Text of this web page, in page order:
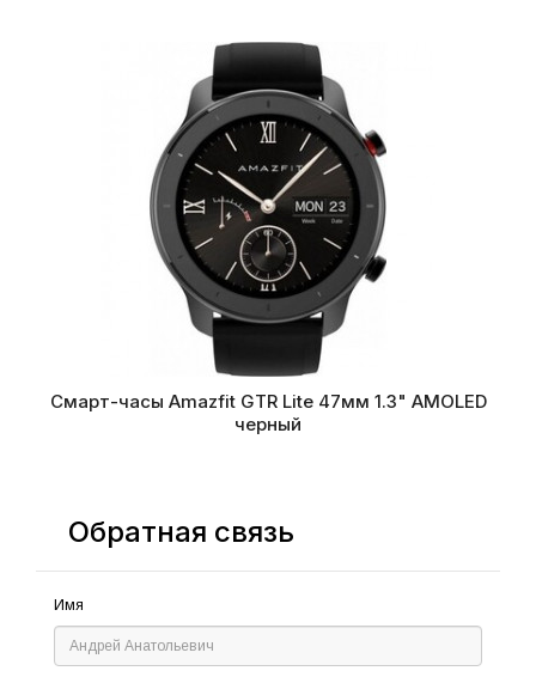
Смарт-часы Amazfit GTR Lite 47мм 1.3" AMOLED
черный
Обратная связь
Имя